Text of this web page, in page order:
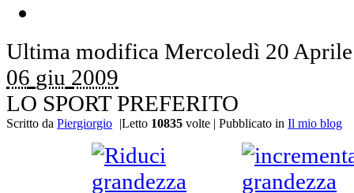
Ultima modifica Mercoledì 20
06 giu 2009
LO SPORT PREFERITO
Scritto da Piergiorgio |Letto 10835 volte | Pubblicato in Il mio blog